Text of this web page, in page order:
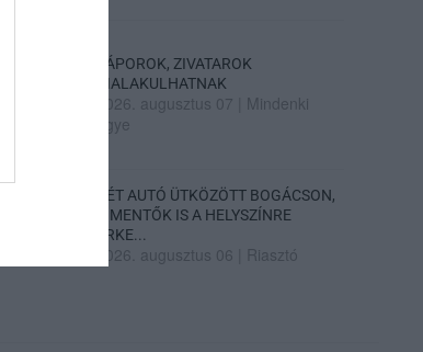
ZÁPOROK, ZIVATAROK
KIALAKULHATNAK
2026. augusztus 07
Mindenki
ügye
KÉT AUTÓ ÜTKÖZÖTT BOGÁCSON,
A MENTŐK IS A HELYSZÍNRE
ÉRKE...
2026. augusztus 06 Riasztó